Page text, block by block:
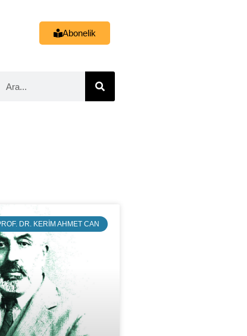
Abonelik
DR. KERIM AHMET CAN